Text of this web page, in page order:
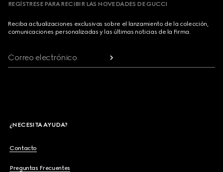
REGÍSTRESE PARA RECIBIR LAS NOVEDADES DE GUCCI
Reciba actualizaciones exclusivas sobre el lanzamiento de la colección,
comunicaciones personalizadas y las últimas noticias de la Firma.
Correo electrónico
¿NECESITA AYUDA?
Contacto
Preguntas Frecuentes